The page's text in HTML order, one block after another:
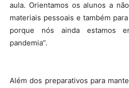
aula. Orientamos os alunos a
materiais pessoais e também
porque nós ainda estamos
pandemia”.
Além dos preparativos para